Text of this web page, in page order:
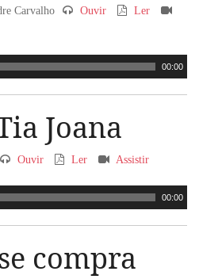
Carvalho Ouvir
Ler
00:00
Joana
Ouvir Ler Assistir
00:00
compra